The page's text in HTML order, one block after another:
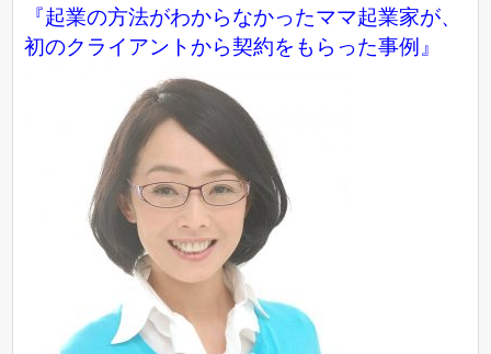
『起業の方法がわからなかったママ起業家が、
初のクライアントから契約をもらった事例』